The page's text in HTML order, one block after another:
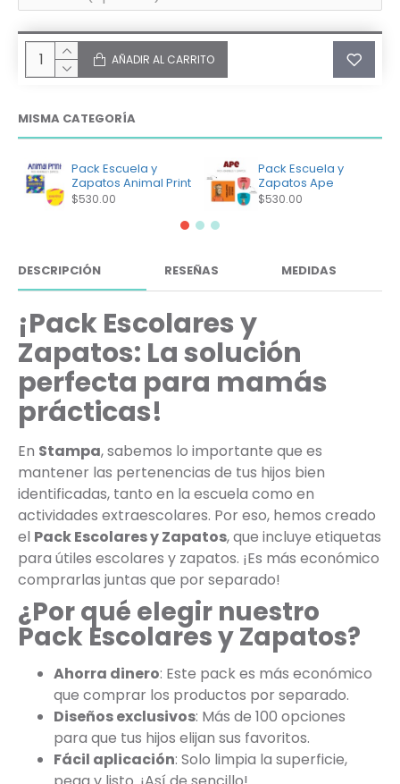
AÑADIR AL CARRITO
MISMA CATEGORÍA
Pack Escuela y
Zapatos Animal Print
$530.00
Pack Escuela y
Zapatos Ape
$530.00
DESCRIPCIÓN RESEÑAS MEDIDAS
¡Pack Escolares y
Zapatos: La solución
perfecta para mamás
prácticas!
En Stampa, sabemos lo importante que es
mantener las pertenencias de tus hijos bien
identificadas, tanto en la escuela como en
actividades extraescolares. Por eso, hemos creado
el Pack Escolares y Zapatos, que incluye etiquetas
para útiles escolares y zapatos. ¡Es más económico
comprarlas juntas que por separado!
¿Por qué elegir nuestro
Pack Escolares y Zapatos?
Ahorra dinero: Este pack es más económico
que comprar los productos por separado.
Diseños exclusivos: Más de 100 opciones
para que tus hijos elijan sus favoritos.
Fácil aplicación: Solo limpia la superficie,